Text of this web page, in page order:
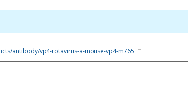
antibody/vp4-rotavirus-a-mouse-vp4-m765